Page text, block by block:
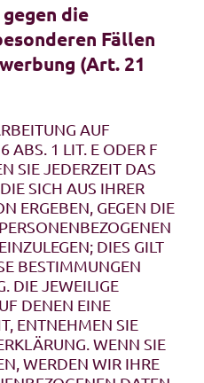
die
Fällen
(Art. 21
AUF
ABS. 1 LIT. E ODER F
SIE JEDERZEIT DAS
SICH AUS IHRER
ERGEBEN, GEGEN DIE
DIES GILT
BESTIMMUNGEN
DIE JEWEILIGE
DENEN EINE
ENTNEHMEN SIE
WENN SIE
WERDEN WIR IHRE